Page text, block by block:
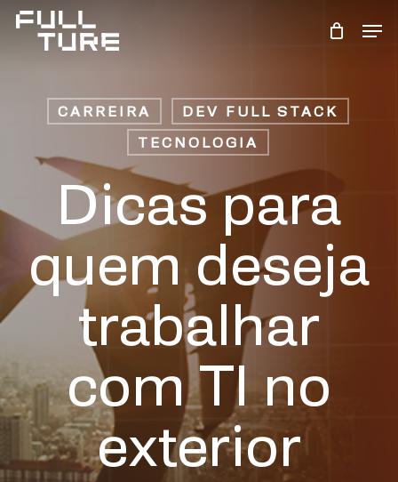
Skip
CARREIRA
DEV FULL STACK
TECNOLOGIA
Dicas para
quem deseja
trabalhar
com TI no
exterior